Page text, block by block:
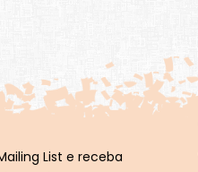
List e receba